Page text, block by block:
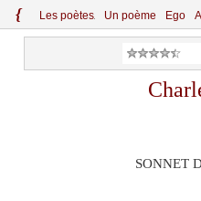
{ Les poètes Un poème Ego
SONNET